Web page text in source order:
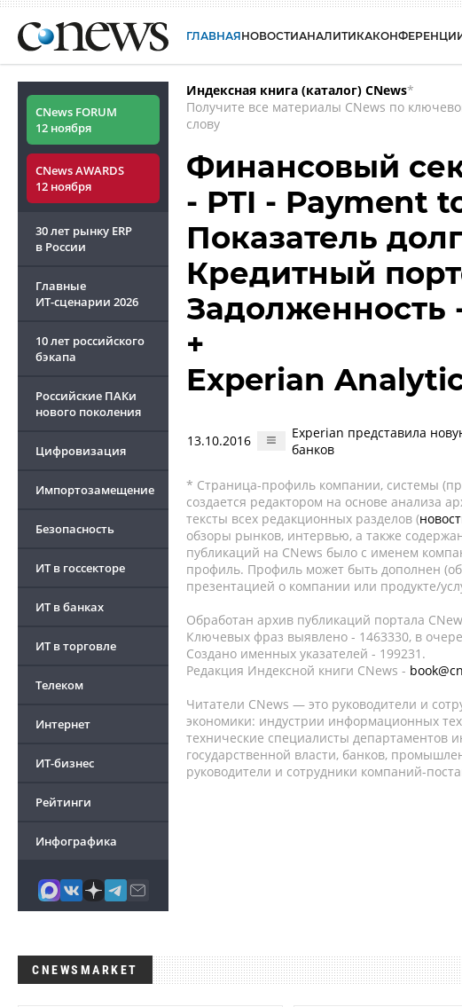
ГЛАВНАЯНОВОСТИАНАЛИТИКА
CNews FORUM
12 ноября
CNews AWARDS
12 ноября
30 лет рынку ERP
в России
Главные
ИТ-сценарии 2026
10 лет российского
бэкапа
Российские ПАКи
нового поколения
Цифровизация
Импортозамещение
Безопасность
ИТ в госсекторе
ИТ в банках
ИТ в торговле
Телеком
Интернет
ИТ-бизнес
Рейтинги
Инфографика
Индексная книга (каталог) CNews*
Получите все материалы CNews по
слову
Финансовый
- PTI - Payment
Показатель
Кредитный
Задолженность
+
Experian
13.10.2016
Experian представила
банков
* Страница-профиль компании, системы
создается редактором на основе анализа
тексты всех редакционных разделов (
обзоры рынков, интервью, а также
публикаций на CNews было с именем
профиль. Профиль может быть дополнен
презентацией о компании или продукте/
Обработан архив публикаций портала
Ключевых фраз выявлено - 1463330, в
Создано именных указателей - 199231.
Редакция Индексной книги CNews -
Читатели CNews — это руководители и
экономики: индустрии информационных
технические специалисты департаментов
государственной власти, банков,
руководители и сотрудники компаний-
CNEWSMARKET